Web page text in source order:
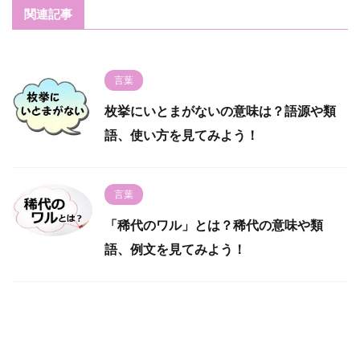
関連記事
言葉
枚挙にいとまがないの意味は？語源や類
語、使い方を見てみよう！
言葉
「稀代のワル」とは？稀代の意味や類
語、例文を見てみよう！